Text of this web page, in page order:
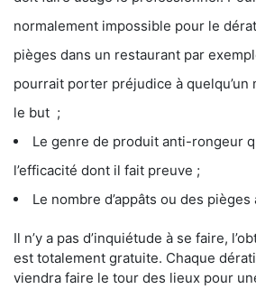
normalement impossible pour le
pièges dans un restaurant par
pourrait porter préjudice à quelqu’un
le but ;
Le genre de produit anti-rongeur
l’efficacité dont il fait preuve ;
Le nombre d’appâts ou des
Il n’y a pas d’inquiétude à se faire,
est totalement gratuite. Chaque
viendra faire le tour des lieux pour